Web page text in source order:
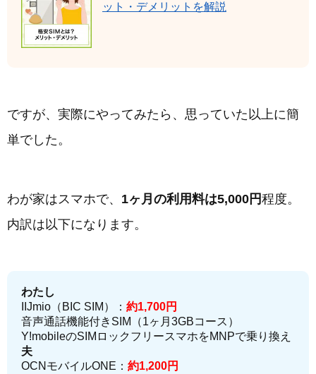
ット・デメリットを解説
ですが、実際にやってみたら、思っていた以上に簡
単でした。
わが家はスマホで、 1ヶ月の利用料は5,000円程度。
内訳は以下になります。
わたし
IIJmio（BIC SIM）： 約1,700円
音声通話機能付きSIM（1ヶ月3GBコース）
Y!mobileのSIMロックフリースマホをMNPで乗り換え
夫
OCNモバイルONE： 約1,200円